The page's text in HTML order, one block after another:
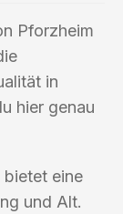
Pforzheim
in
hier genau
bietet eine
und Alt.